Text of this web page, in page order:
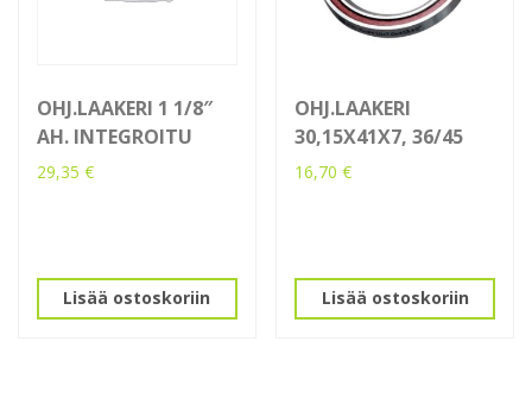
OHJ.LAAKERI 1 1/8″
AH. INTEGROITU
29,35 €
Lisää ostoskoriin
OHJ.LAAKERI
30,15X41X7, 36/45
16,70€
Lisää ostoskoriin